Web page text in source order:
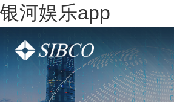
银河娱乐app